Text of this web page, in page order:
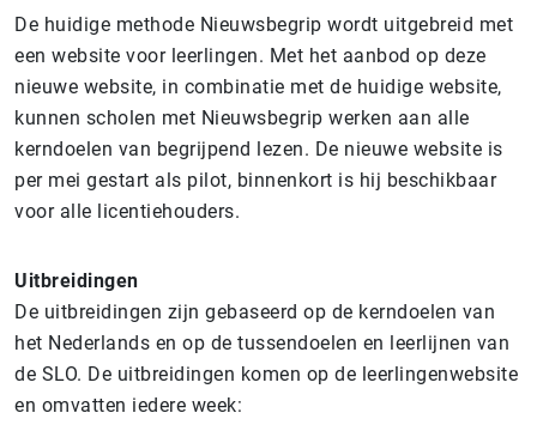
De huidige methode Nieuwsbegrip wordt uitgebreid met
een website voor leerlingen. Met het aanbod op deze
nieuwe website, in combinatie met de huidige website,
kunnen scholen met Nieuwsbegrip werken aan alle
kerndoelen van begrijpend lezen. De nieuwe website is
per mei gestart als pilot, binnenkort is hij beschikbaar
voor alle licentiehouders.
Uitbreidingen
De uitbreidingen zijn gebaseerd op de kerndoelen van
het Nederlands en op de tussendoelen en leerlijnen van
de SLO. De uitbreidingen komen op de leerlingenwebsite
en omvatten iedere week: